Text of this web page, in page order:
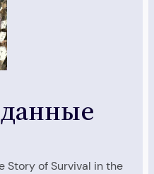
Story of Survival in the